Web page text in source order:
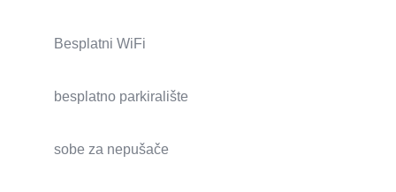
Besplatni WiFi
besplatno parkiralište
sobe za nepušače